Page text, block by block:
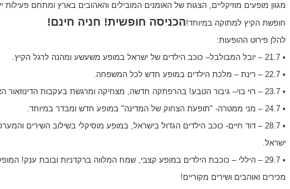
מגוון מופעים מוזיקליים, הצגות של האומנים המובילים והאהובים בארץ ומתחם פעילות
חופשת הקיץ למתוקה במיוחד!הכניסה חופשית! חניה חינם!
להלן פירוט ההופעות:
• 21.7 – יובל המבולבל– כוכב הילדים של ישראל במופע משעשע ומהנה לרגל הקיץ.
• 22.7 – רינת – מלכת הילדים במופע חדש לכל המשפחה.
• 23.7 – רוי בוי– גיבור הטבע! בהרפתקה חדשה, מצחיקה ומרגשת בעקבות הדינוזאור האבוד.
• 24.7 – מני ממטרה- "תופעת הצחוק של המדינה" במופע חדש ומבדר במיוחד.
• 28.7 – דוד חיים- כוכב הילדים הגדול בישראל, במופע מוסיקלי בשילוב השירים
ישראל.
• 29.7 – היללי – כוכבת הילדים במופע קצבי, שמח המלווה ברקדניות ובובת ענק!
מכירים ואוהבים ושירים מקוריים!